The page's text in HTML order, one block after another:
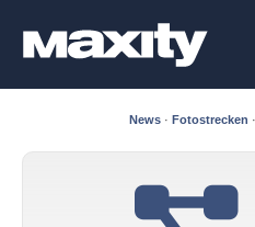
News · Fotostrecken ·